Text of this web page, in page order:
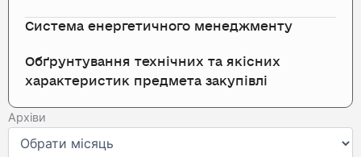
Система енергетичного менеджменту
Обґрунтування технічних та якісних
характеристик предмета закупівлі
Архіви
Архіви